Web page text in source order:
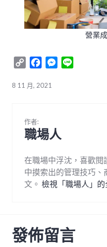
營業
Copy
FacebookMessenger
8 11 月, 2021
作者:
職場人
在職場中浮沈，喜歡閱
中摸索出的管理技巧
文。 檢視「職場人」
發佈留言